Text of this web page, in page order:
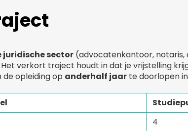
juridische sector (advocatenkantoor, notaris,
verkort traject houdt in dat je vrijstelling
opleiding op anderhalf jaar te doorlopen
4